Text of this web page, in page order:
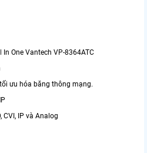
One Vantech VP-8364ATC
ưu hóa băng thông mạng.
CVI, IP và Analog